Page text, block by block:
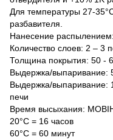
Для температуры 27-
разбавителя.
Нанесение
Количество слоев: 2 – 3
Толщина покрытия: 50 -
Выдержка/выпаривание:
Выдержка/выпаривание:
печи
Время высыхания:
20°C = 16 часов
60°C = 60 минут